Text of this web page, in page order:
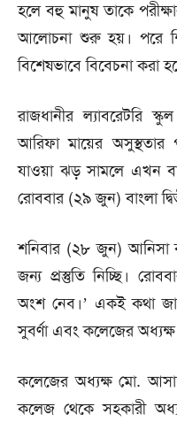
হলে বহু মানুষ তাকে
আলোচনা শুরু হয়। পরে
বিশেষভাবে বিবেচনা করা
রাজধানীর ল্যাবরেটরি
আরিফা মায়ের অসুস্থতার
যাওয়া ঝড় সামলে এখন
রোববার (২৯ জুন) বাংলা
শনিবার (২৮ জুন) আনিসা
জন্য প্রস্তুতি নিচ্ছি।
অংশ নেব।’ একই কথা
সুবর্ণা এবং কলেজের
কলেজের অধ্যক্ষ মো.
কলেজ থেকে সহকারী